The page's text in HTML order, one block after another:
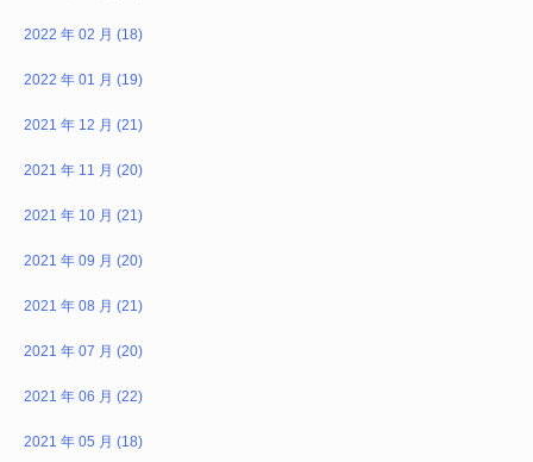
2022 年 02 月 (18)
2022 年 01 月 (19)
2021 年 12 月 (21)
2021 年 11 月 (20)
2021 年 10 月 (21)
2021 年 09 月 (20)
2021 年 08 月 (21)
2021 年 07 月 (20)
2021 年 06 月 (22)
2021 年 05 月 (18)